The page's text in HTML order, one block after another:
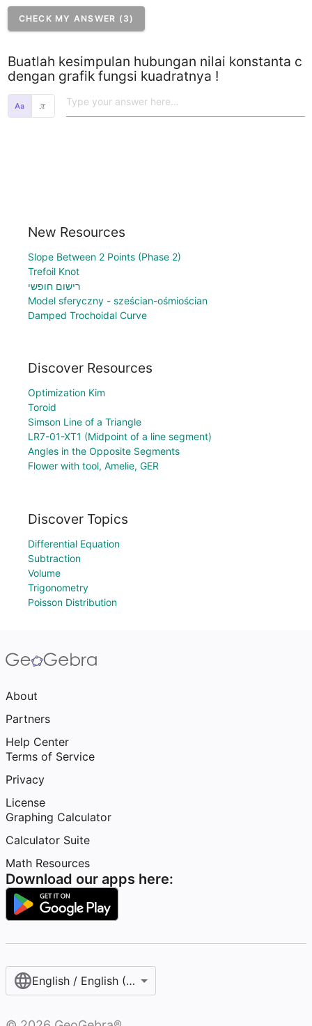
CHECK MY ANSWER (3)
Buatlah kesimpulan hubungan nilai konstanta c
dengan grafik fungsi kuadratnya !
𝜋
New Resources
Slope Between 2 Points (Phase 2)
Trefoil Knot
רישום חופשי
Model sferyczny - sześcian-ośmiościan
Damped Trochoidal Curve
Discover Resources
Optimization Kim
Toroid
Simson Line of a Triangle
LR7-01-XT1 (Midpoint of a line segment)
Angles in the Opposite Segments
Flower with tool, Amelie, GER
Discover Topics
Differential Equation
Subtraction
Volume
Trigonometry
Poisson Distribution
About
Partners
Help Center
Terms of Service
Privacy
License
Graphing Calculator
Calculator Suite
Math Resources
Download our apps here:
English / English (United States)